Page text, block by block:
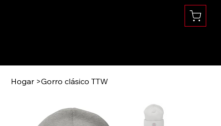
Hogar >Gorro clásico TTW